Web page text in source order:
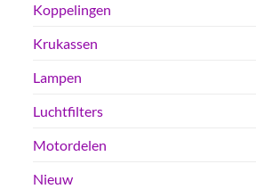
Koppelingen
Krukassen
Lampen
Luchtfilters
Motordelen
Nieuw